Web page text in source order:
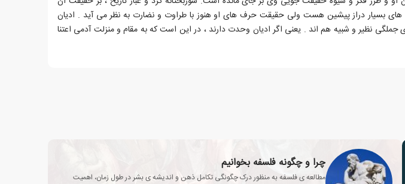
بسیار دراز پیشین هست ولی حقیقت حرف های او هنوز با طراوت و نضارت به نظر می آید . ادیان
نظیر و شبیه هم اند . یعنی اگر ادیان وحدت دارند ، در این است که به مقام و منزلت آدمی اعتنا
چرا و چگونه فلسفه بخوانیم
مطالعه ی فلسفه به منظور درک چگونگی تکامل ذهن و اندیشه ی بشر در طول زمان، اهمیت